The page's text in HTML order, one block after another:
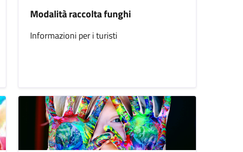
Modalità raccolta funghi
Informazioni per i turisti